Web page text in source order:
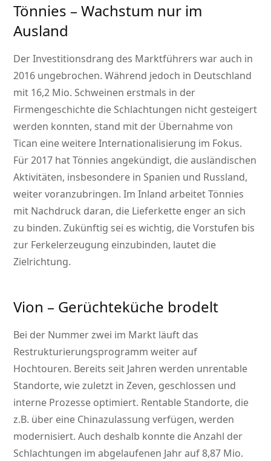
Tönnies – Wachstum nur im
Ausland
Der Investitionsdrang des Marktführers war auch in
2016 ungebrochen. Während jedoch in Deutschland
mit 16,2 Mio. Schweinen erstmals in der
Firmengeschichte die Schlachtungen nicht gesteigert
werden konnten, stand mit der Übernahme von
Tican eine weitere Internationalisierung im Fokus.
Für 2017 hat Tönnies angekündigt, die ausländischen
Aktivitäten, insbesondere in Spanien und Russland,
weiter voranzubringen. Im Inland arbeitet Tönnies
mit Nachdruck daran, die Lieferkette enger an sich
zu binden. Zukünftig sei es wichtig, die Vorstufen bis
zur Ferkelerzeugung einzubinden, lautet die
Zielrichtung.
Vion – Gerüchteküche brodelt
Bei der Nummer zwei im Markt läuft das
Restrukturierungsprogramm weiter auf
Hochtouren. Bereits seit Jahren werden unrentable
Standorte, wie zuletzt in Zeven, geschlossen und
interne Prozesse optimiert. Rentable Standorte, die
z.B. über eine Chinazulassung verfügen, werden
modernisiert. Auch deshalb konnte die Anzahl der
Schlachtungen im abgelaufenen Jahr auf 8,87 Mio.